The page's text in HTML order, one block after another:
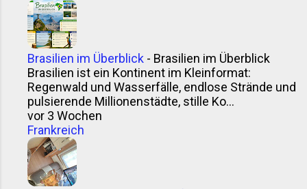
Brasilien im Überblick - Brasilien im Überblick
Brasilien ist ein Kontinent im Kleinformat:
Regenwald und Wasserfälle, endlose Strände und
pulsierende Millionenstädte, stille Ko...
vor 3 Wochen
Frankreich